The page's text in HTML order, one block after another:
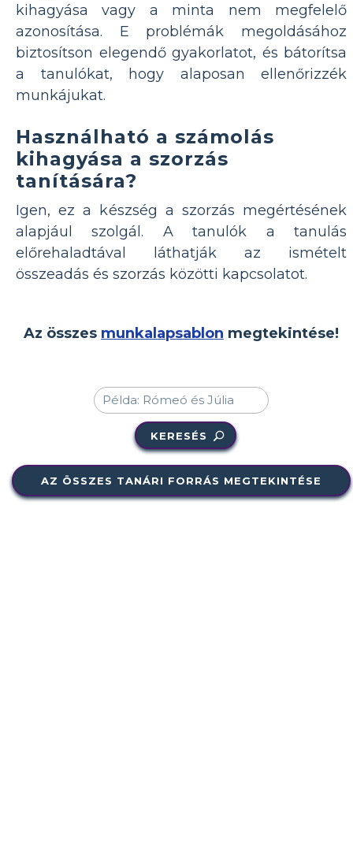
kihagyása vagy a minta nem megfelelő
azonosítása. E problémák megoldásához
biztosítson elegendő gyakorlatot, és bátorítsa
a tanulókat, hogy alaposan ellenőrizzék
munkájukat.
Használható a számolás
kihagyása a szorzás
tanítására?
Igen, ez a készség a szorzás megértésének
alapjául szolgál. A tanulók a tanulás
előrehaladtával láthatják az ismételt
összeadás és szorzás közötti kapcsolatot.
Az összes munkalapsablon megtekintése!
KERESÉS
AZ ÖSSZES TANÁRI FORRÁS MEGTEKINTÉSE